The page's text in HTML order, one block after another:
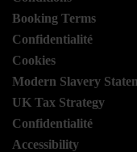
Booking Terms
Confidentialité
Cookies
Modern Slavery
UK Tax Strategy
Confidentialité
Accessibility